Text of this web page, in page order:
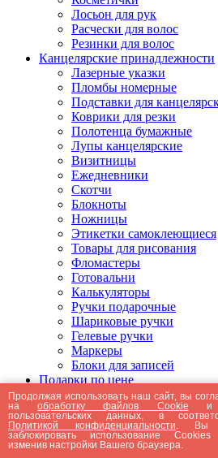
Лосьон для рук
Расчески для волос
Резинки для волос
Канцелярские принадлежности
Лазерные указки
Пломбы номерные
Подставки для
Коврики для резки
Полотенца бумажные
Лупы канцелярские
Визитницы
Ежедневники
Скотчи
Блокноты
Ножницы
Этикетки самоклеющиеся
Товары для рисования
Фломастеры
Готовальни
Калькуляторы
Ручки подарочные
Шариковые ручки
Гелевые ручки
Маркеры
Блоки для записей
Подарки по цене
Подарки от 5000 рублей
Подарки до 5000 рублей
Подарки до 3000 рублей
Подарки до 2000 рублей
Подарки до 1000 рублей
Продолжая использовать наш сайт, вы
наобработку файлов Cookie и
пользовательских данных, в
Политикой конфиденциальности . Вы
заблокировать использование Cookies
изменив настройки Вашего браузера.